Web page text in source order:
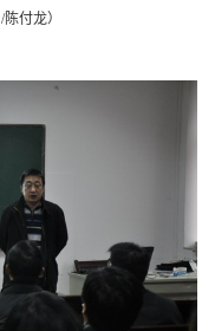
/陈付龙）